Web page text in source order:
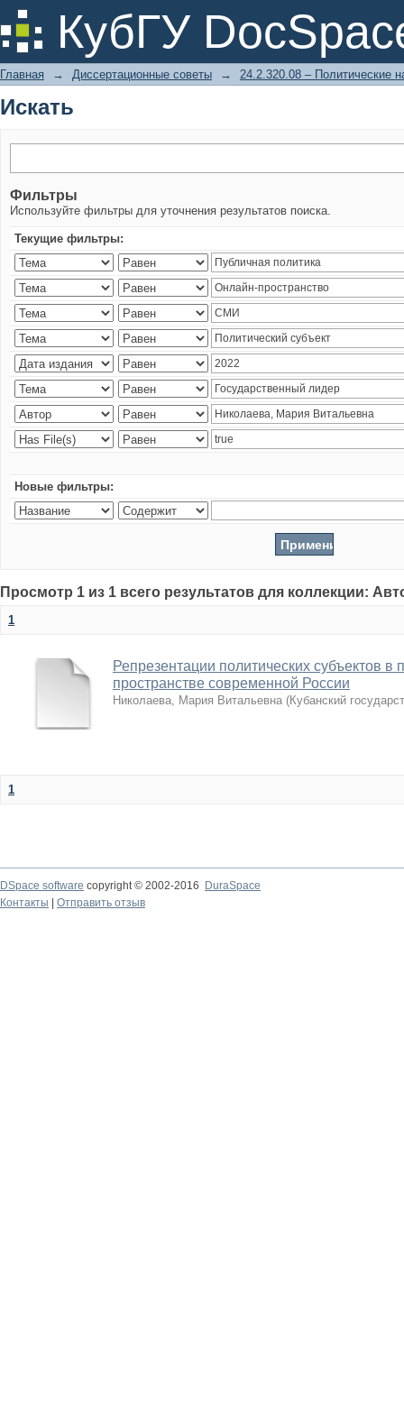
КубГУ
Искать
Главная → Диссертационные советы → 24.2.320.08 – Политические
Искать
Фильтры
Используйте фильтры для уточнения результатов поиска.
Текущие фильтры:
Новые фильтры:
Просмотр 1 из 1 всего результатов для коллекции:
1
Репрезентации политических субъектов в
пространстве современной России
Николаева, Мария Витальевна (Кубанский
1
DSpace software copyright © 2002-2016
DuraSpace
Контакты
Отправить отзыв